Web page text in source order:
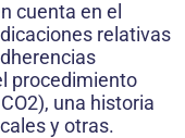
cuenta en el
relativas
procedimiento
una historia
y otras.